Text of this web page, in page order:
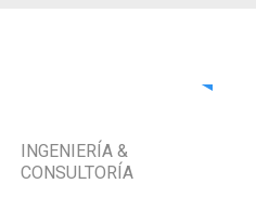
INGENIERÍA &
CONSULTORÍA